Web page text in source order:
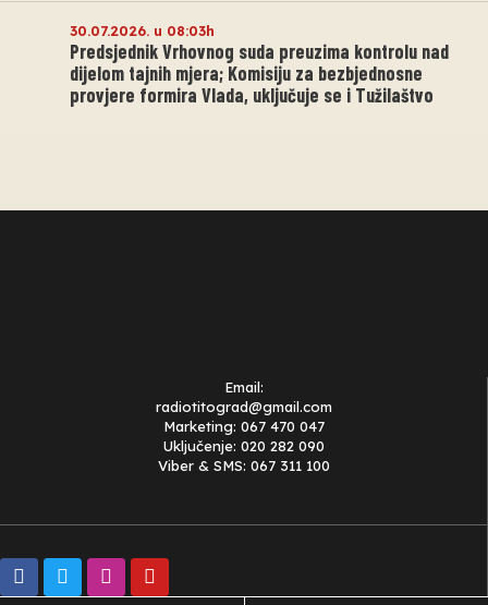
30.07.2026. u 08:03h
Predsjednik Vrhovnog suda preuzima kontrolu nad
dijelom tajnih mjera; Komisiju za bezbjednosne
provjere formira Vlada, uključuje se i Tužilaštvo
Email:
radiotitograd@gmail.com
Marketing: 067 470 047
Uključenje: 020 282 090
Viber & SMS: 067 311 100